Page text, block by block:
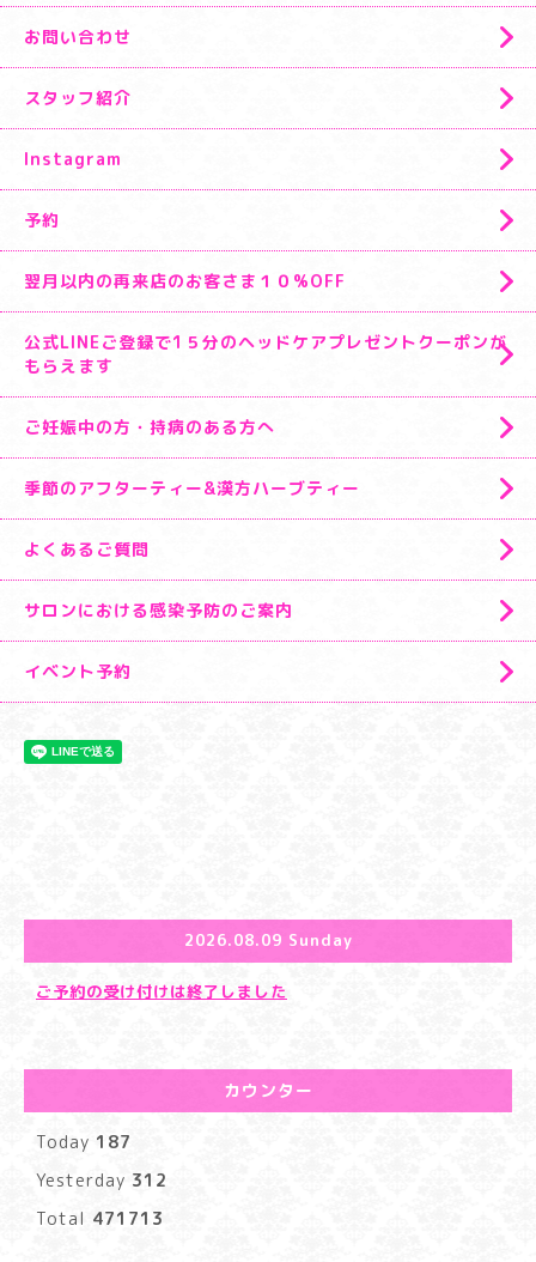
お問い合わせ
スタッフ紹介
Instagram
予約
翌月以内の再来店のお客さま１０%OFF
公式LINEご登録で1５分のヘッドケアプレゼントクーポンが
もらえます
ご妊娠中の方・持病のある方へ
季節のアフターティー&漢方ハーブティー
よくあるご質問
サロンにおける感染予防のご案内
イベント予約
2026.08.09 Sunday
ご予約の受け付けは終了しました
カウンター
Today 187
Yesterday 312
Total 471713